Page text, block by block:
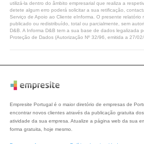
utilizá-la dentro do âmbito empresarial que realiza a
detete algum erro poderá solicitar a sua retificação,
Serviço de Apoio ao Cliente eInforma. O presente relatório
publicado ou redistribuído, total ou parcialmente, sem
D&B. A Informa D&B tem a sua base de dados legalizada
Proteção de Dados (Autorização Nº 32/96, emitida a 27/02/
Empresite Portugal é o maior diretório de empresas de
encontrar novos clientes através da publicação gratuita
atividade da sua empresa. Atualize a página web da sua
forma gratuita, hoje mesmo.